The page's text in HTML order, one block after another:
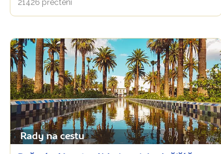
21426 přečtení
Rady na cestu